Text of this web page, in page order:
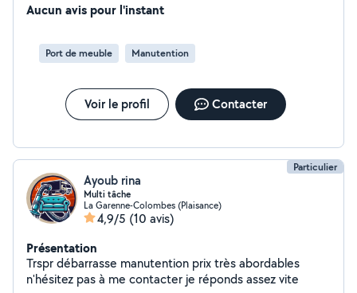
le domaine du déménagement, et une année en tant
a l'aise avec les animaux. En espérant pouvoir vous
rendre service !
Aucun avis pour l'instant
Port de meuble Manutention
Voir le profil Contacter
Particulier
Ayoub rina
Multi tâche
La Garenne-Colombes (Plaisance)
4,9/5 (10 avis)
Présentation
Trspr débarrasse manutention prix très abordables
n'hésitez pas à me contacter je réponds assez vite